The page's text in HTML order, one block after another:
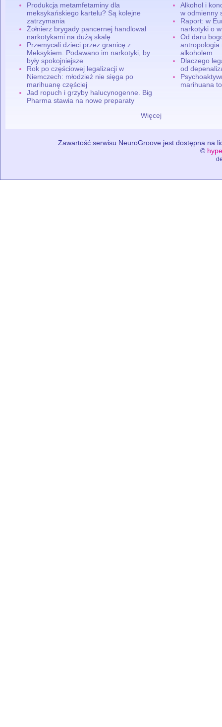
Produkcja metamfetaminy dla
meksykańskiego kartelu? Są kolejne
zatrzymania
Żołnierz brygady pancernej handlował
narkotykami na dużą skalę
Przemycali dzieci przez granicę z
Meksykiem. Podawano im narkotyki, by
były spokojniejsze
Rok po częściowej legalizacji w
Niemczech: młodzież nie sięga po
marihuanę częściej
Jad ropuch i grzyby halucynogenne. Big
Pharma stawia na nowe preparaty
Więcej
Alkohol i
w odmienny
Raport: w
narkotyki o
Od daru
antropologia
alkoholem
Dlaczego
od
marihuana
Zawartość serwisu NeuroGroove jest dostępna na
©